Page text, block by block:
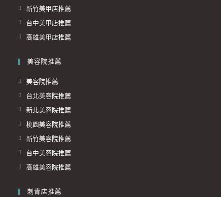
新竹美甲店推薦
台中美甲店推薦
高雄美甲店推薦
美容院推薦
美容院推薦
台北美容院推薦
新北美容院推薦
桃園美容院推薦
新竹美容院推薦
台中美容院推薦
高雄美容院推薦
刺青店推薦